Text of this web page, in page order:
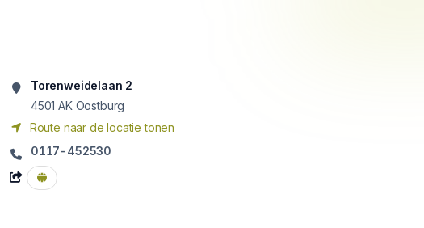
Torenweidelaan 2
4501 AK Oostburg
Route naar de locatie tonen
0117-452530